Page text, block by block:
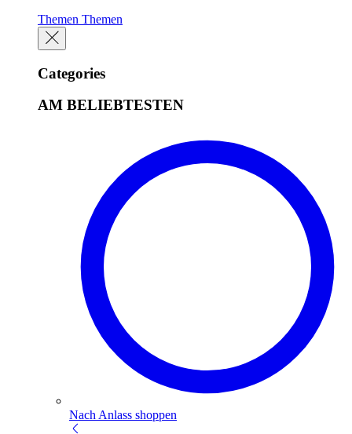
Themen Themen
Categories
AM BELIEBTESTEN
Nach Anlass shoppen